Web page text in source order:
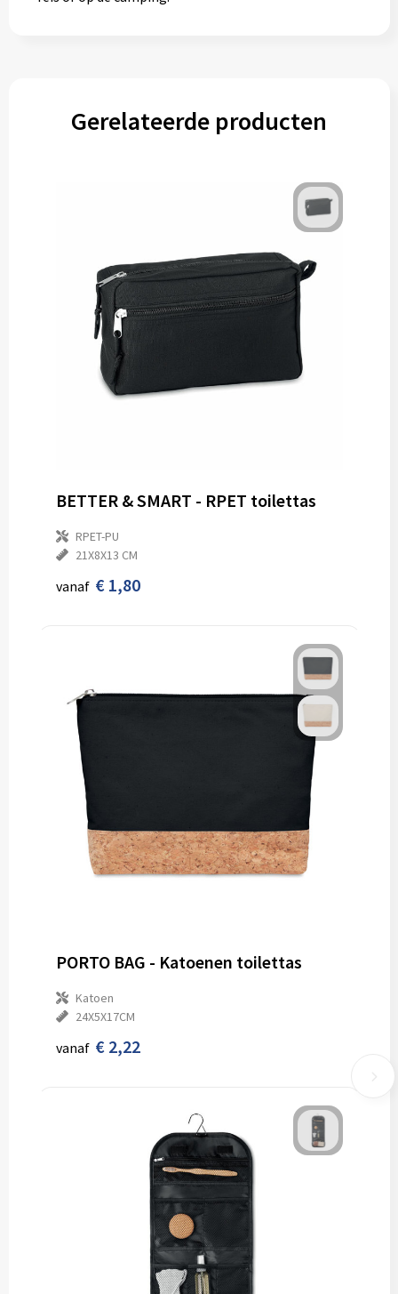
Gerelateerde producten
BETTER & SMART - RPET toilettas
RPET-PU
21X8X13 CM
vanaf € 1,80
PORTO BAG - Katoenen toilettas
Katoen
24X5X17CM
vanaf € 2,22